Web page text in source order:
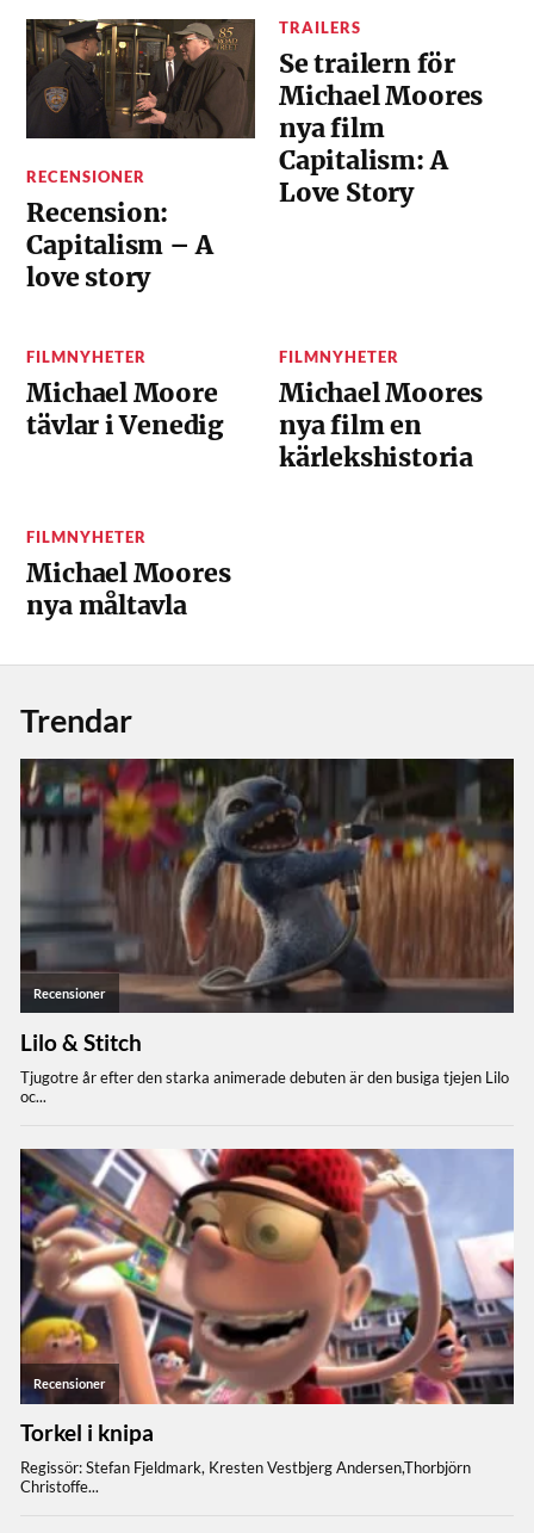
RECENSIONER
Recension:
Capitalism – A
love story
TRAILERS
Se trailern för
Michael Moores
nya film
Capitalism: A
Love Story
FILMNYHETER
Michael Moore
tävlar i Venedig
FILMNYHETER
Michael Moores
nya film en
kärlekshistoria
FILMNYHETER
Michael Moores
nya måltavla
Trendar